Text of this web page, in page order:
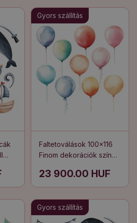
Gyors szállítás
Faltetoválások 100x116
Finom dekorációk színes
23 900.00 HUF
Gyors szállítás